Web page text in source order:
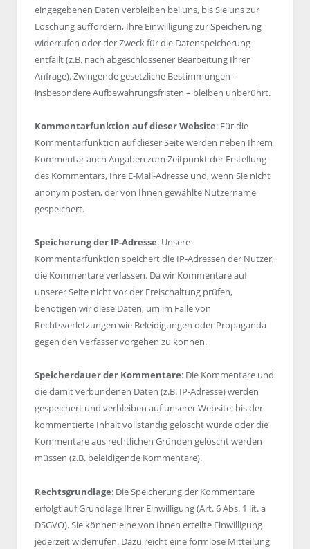
eingegebenen Daten verbleiben bei uns, bis Sie uns zur
Löschung auffordern, Ihre Einwilligung zur Speicherung
widerrufen oder der Zweck für die Datenspeicherung
entfällt (z.B. nach abgeschlossener Bearbeitung Ihrer
Anfrage). Zwingende gesetzliche Bestimmungen –
insbesondere Aufbewahrungsfristen – bleiben unberührt.
Kommentarfunktion auf dieser Website: Für die
Kommentarfunktion auf dieser Seite werden neben Ihrem
Kommentar auch Angaben zum Zeitpunkt der Erstellung
des Kommentars, Ihre E-Mail-Adresse und, wenn Sie nicht
anonym posten, der von Ihnen gewählte Nutzername
gespeichert.
Speicherung der IP-Adresse: Unsere
Kommentarfunktion speichert die IP-Adressen der Nutzer,
die Kommentare verfassen. Da wir Kommentare auf
unserer Seite nicht vor der Freischaltung prüfen,
benötigen wir diese Daten, um im Falle von
Rechtsverletzungen wie Beleidigungen oder Propaganda
gegen den Verfasser vorgehen zu können.
Speicherdauer der Kommentare: Die Kommentare und
die damit verbundenen Daten (z.B. IP-Adresse) werden
gespeichert und verbleiben auf unserer Website, bis der
kommentierte Inhalt vollständig gelöscht wurde oder die
Kommentare aus rechtlichen Gründen gelöscht werden
müssen (z.B. beleidigende Kommentare).
Rechtsgrundlage: Die Speicherung der Kommentare
erfolgt auf Grundlage Ihrer Einwilligung (Art. 6 Abs. 1 lit. a
DSGVO). Sie können eine von Ihnen erteilte Einwilligung
jederzeit widerrufen. Dazu reicht eine formlose Mitteilung